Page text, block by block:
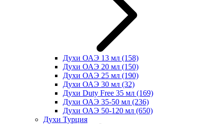
Духи ОАЭ 13 мл (158)
Духи ОАЭ 20 мл (150)
Духи ОАЭ 25 мл (190)
Духи ОАЭ 30 мл (32)
Духи Duty Free 35 мл (169)
Духи ОАЭ 35-50 мл (236)
Духи ОАЭ 50-120 мл (650)
Духи Турция